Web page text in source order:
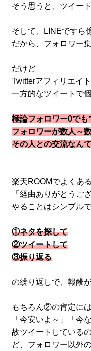
そう思うと、ツイー
そして、LINEですら
だから、フォロワー
だけど
Twitterアフィリエイ
一方的なツイートで
極論フォロワー0でも
フォロワーが数人～
その人との交流なん
楽天ROOMでよくある
「経由ありがとうご
やることはシンプル
①ネタを探して
②ツイートして
③振り返る
の繰り返しで、報酬が
もちろん②の肯定に
「今安いよ～」「今
故ツイートしている
ど、フォロワー以外